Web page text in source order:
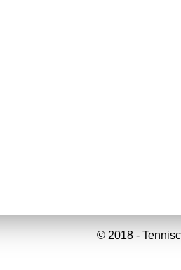
© 2018 -